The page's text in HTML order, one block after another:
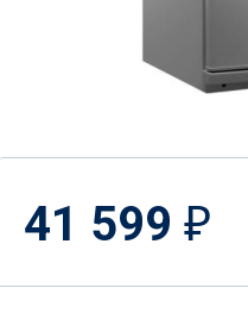
41 599 ₽